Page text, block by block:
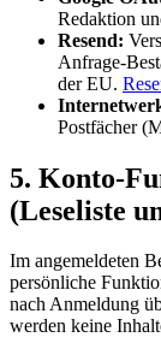
Redaktion
Resend:
Anfrage-
der EU.
Postfächer
5. Konto-
(Leseliste
Im angemeldeten
persönliche
nach Anmeldung
werden keine